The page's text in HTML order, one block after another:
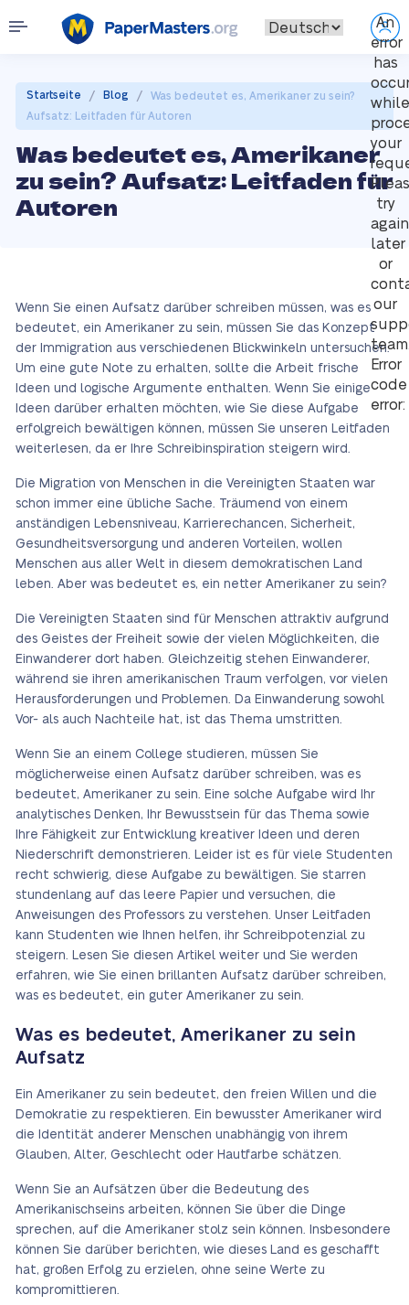
An
error
has
while
your
try
again
later
or
our
Error
code
error:
Startseite / Blog /
Was bedeutet es, Amerikaner zu sein?
Aufsatz: Leitfaden für Autoren
Was bedeutet es, Amerikaner
zu sein? Aufsatz: Leitfaden für
Autoren
Wenn Sie einen Aufsatz darüber schreiben müssen, was es
bedeutet, ein Amerikaner zu sein, müssen Sie das Konzept
der Immigration aus verschiedenen Blickwinkeln untersuchen.
Um eine gute Note zu erhalten, sollte die Arbeit frische
Ideen und logische Argumente enthalten. Wenn Sie einige
Ideen darüber erhalten möchten, wie Sie diese Aufgabe
erfolgreich bewältigen können, müssen Sie unseren Leitfaden
weiterlesen, da er Ihre Schreibinspiration steigern wird.
Die Migration von Menschen in die Vereinigten Staaten war
schon immer eine übliche Sache. Träumend von einem
anständigen Lebensniveau, Karrierechancen, Sicherheit,
Gesundheitsversorgung und anderen Vorteilen, wollen
Menschen aus aller Welt in diesem demokratischen Land
leben. Aber was bedeutet es, ein netter Amerikaner zu sein?
Die Vereinigten Staaten sind für Menschen attraktiv aufgrund
des Geistes der Freiheit sowie der vielen Möglichkeiten, die
Einwanderer dort haben. Gleichzeitig stehen Einwanderer,
während sie ihren amerikanischen Traum verfolgen, vor vielen
Herausforderungen und Problemen. Da Einwanderung sowohl
Vor- als auch Nachteile hat, ist das Thema umstritten.
Wenn Sie an einem College studieren, müssen Sie
möglicherweise einen Aufsatz darüber schreiben, was es
bedeutet, Amerikaner zu sein. Eine solche Aufgabe wird Ihr
analytisches Denken, Ihr Bewusstsein für das Thema sowie
Ihre Fähigkeit zur Entwicklung kreativer Ideen und deren
Niederschrift demonstrieren. Leider ist es für viele Studenten
recht schwierig, diese Aufgabe zu bewältigen. Sie starren
stundenlang auf das leere Papier und versuchen, die
Anweisungen des Professors zu verstehen. Unser Leitfaden
kann Studenten wie Ihnen helfen, ihr Schreibpotenzial zu
steigern. Lesen Sie diesen Artikel weiter und Sie werden
erfahren, wie Sie einen brillanten Aufsatz darüber schreiben,
was es bedeutet, ein guter Amerikaner zu sein.
Was es bedeutet, Amerikaner zu sein
Aufsatz
Ein Amerikaner zu sein bedeutet, den freien Willen und die
Demokratie zu respektieren. Ein bewusster Amerikaner wird
die Identität anderer Menschen unabhängig von ihrem
Glauben, Alter, Geschlecht oder Hautfarbe schätzen.
Wenn Sie an Aufsätzen über die Bedeutung des
Amerikanischseins arbeiten, können Sie über die Dinge
sprechen, auf die Amerikaner stolz sein können. Insbesondere
können Sie darüber berichten, wie dieses Land es geschafft
hat, großen Erfolg zu erzielen, ohne seine Werte zu
kompromittieren.